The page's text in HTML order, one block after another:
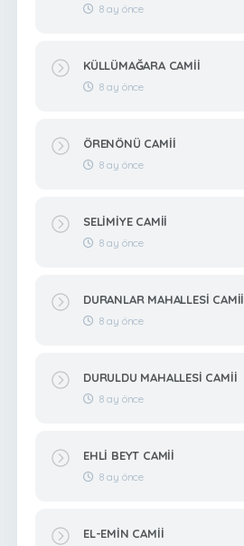
8 ay önce
KÜLLÜMAĞARA CAMİİ
8 ay önce
ÖRENÖNÜ CAMİİ
8 ay önce
SELİMİYE CAMİİ
8 ay önce
DURANLAR MAHALLESİ CAMİİ
8 ay önce
DURULDU MAHALLESİ CAMİİ
8 ay önce
EHLİ BEYT CAMİİ
8 ay önce
EL-EMİN CAMİİ